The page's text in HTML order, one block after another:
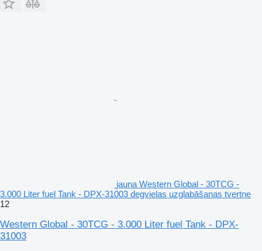
jauna Western Global - 30TCG -
3.000 Liter fuel Tank - DPX-31003 degvielas uzglabāšanas tvertne
12
Western Global - 30TCG - 3.000 Liter fuel Tank - DPX-
31003